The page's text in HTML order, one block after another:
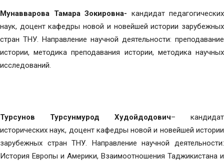
Мунавварова Тамара Зокировна- кандидат педагогических
наук, доцент кафедры новой и новейшей истории зарубежных
стран ТНУ. Направление научной деятельности: преподавание
истории, методика преподавания истории, методика научных
исследований.
Турсунов Турсунмурод Худойдодович– кандидат
исторических наук, доцент кафедры новой и новейшей истории
зарубежных стран ТНУ. Направление научной деятельности:
История Европы и Америки, Взаимоотношения Таджикистана и